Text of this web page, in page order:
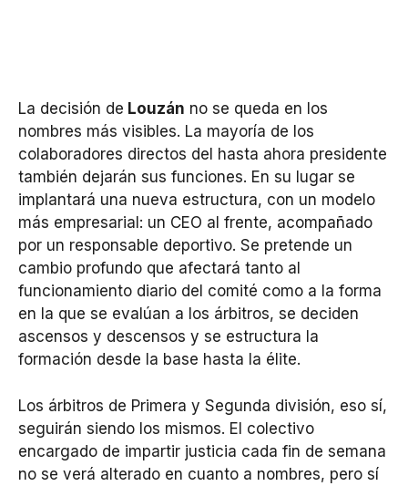
La decisión de Louzán no se queda en los
nombres más visibles. La mayoría de los
colaboradores directos del hasta ahora presidente
también dejarán sus funciones. En su lugar se
implantará una nueva estructura, con un modelo
más empresarial: un CEO al frente, acompañado
por un responsable deportivo. Se pretende un
cambio profundo que afectará tanto al
funcionamiento diario del comité como a la forma
en la que se evalúan a los árbitros, se deciden
ascensos y descensos y se estructura la
formación desde la base hasta la élite.
Los árbitros de Primera y Segunda división, eso sí,
seguirán siendo los mismos. El colectivo
encargado de impartir justicia cada fin de semana
no se verá alterado en cuanto a nombres, pero sí